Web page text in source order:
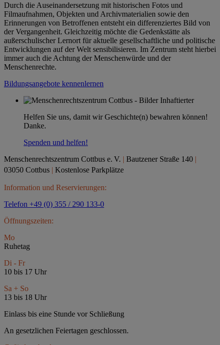
Durch die Auseinandersetzung mit historischen Fotos und
Filmaufnahmen, Objekten und Archivmaterialien sowie den
Erinnerungen von Betroffenen entsteht ein differenziertes Bild von
der Vergangenheit. Gleichzeitig möchte die Gedenkstätte als
außerschulischer Lernort für aktuelle gesellschaftliche und politische
Entwicklungen auf der Welt sensibilisieren. Im Zentrum steht hierbei
immer auch die Achtung der Menschenwürde und der
Menschenrechte.
Bildungsangebote kennenlernen
Helfen Sie uns, damit wir Geschichte(n) bewahren können!
Danke.
Spenden und helfen!
Menschenrechtszentrum Cottbus e. V. | Bautzener Straße 140 |
03050 Cottbus | Kostenlose Parkplätze
Information und Reservierungen:
Telefon +49 (0) 355 / 290 133-0
Öffnungszeiten:
Mo
Ruhetag
Di - Fr
10 bis 17 Uhr
Sa + So
13 bis 18 Uhr
Einlass bis eine Stunde vor Schließung
An gesetzlichen Feiertagen geschlossen.